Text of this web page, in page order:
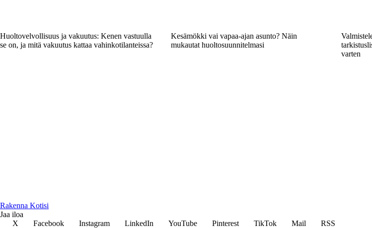
Huoltovelvollisuus ja vakuutus: Kenen vastuulla
se on, ja mitä vakuutus kattaa vahinkotilanteissa?
Kesämökki vai vapaa-ajan asunto? Näin
mukautat huoltosuunnitelmasi
varten
Rakenna Kotisi
Jaa iloa
X
Facebook Instagram LinkedIn YouTube Pinterest TikTok Mail
RSS